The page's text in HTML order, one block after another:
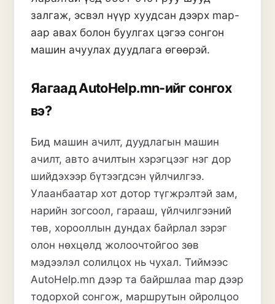
залгаж, эсвэл нүүр хуудсан дээрх map-
аар авах болон буулгах цэгээ сонгон
машин ачуулах дуудлага өгөөрэй.
Яагаад AutoHelp.mn-ийг сонгох
вэ?
Бид машин ачилт, дуудлагын машин
ачилт, авто ачилтын хэрэгцээг нэг дор
шийдэхээр бүтээгдсэн үйлчилгээ.
Улаанбаатар хот дотор түгжрэлтэй зам,
нарийн зогсоол, гарааш, үйлчилгээний
төв, хорооллын дундах байрлал зэрэг
олон нөхцөлд жолоочтойгоо зөв
мэдээлэл солилцох нь чухал. Тиймээс
AutoHelp.mn дээр та байршлаа map дээр
тодорхой сонгож, маршрутын ойролцоо